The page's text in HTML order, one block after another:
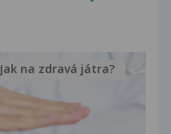
Jak na zdravá játra?